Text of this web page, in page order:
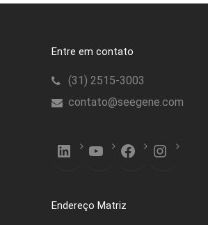
Entre em contato
(31) 2515-3003
contato@seegene.com
LinkedInYouTubeFacebook
Endereço Matriz